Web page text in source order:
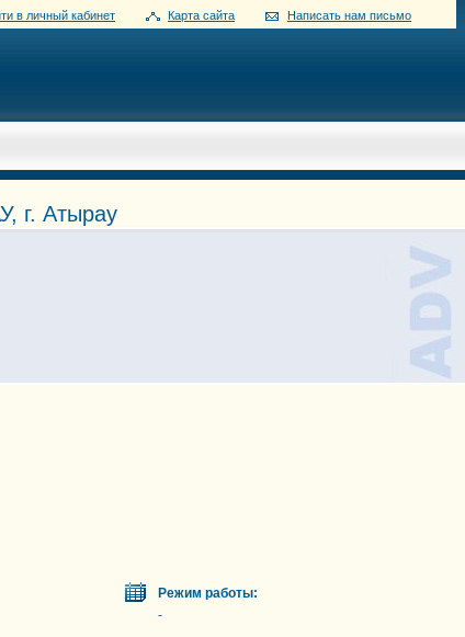
в личный кабинет Карта сайта Написать нам письмо
г. Атырау
Режим работы:
-